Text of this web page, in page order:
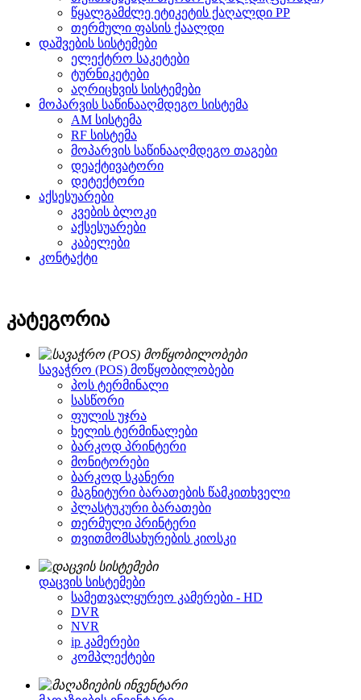
წყალგამძლე ეტიკეტის ქაღალდი PP
თერმული ფასის ქაალდი
დაშვების სისტემები
ელექტრო საკეტები
ტურნიკეტები
აღრიცხვის სისტემები
მოპარვის საწინააღმდეგო სისტემა
AM სისტემა
RF სისტემა
მოპარვის საწინააღმდეგო თაგები
დეაქტივატორი
დეტექტორი
აქსესუარები
კვების ბლოკი
აქსესუარები
კაბელები
კონტაქტი
კატეგორია
სავაჭრო (POS) მოწყობილობები
პოს ტერმინალი
სასწორი
ფულის უჯრა
ხელის ტერმინალები
ბარკოდ პრინტერი
მონიტორები
ბარკოდ სკანერი
მაგნიტური ბარათების წამკითხველი
პლასტუკური ბარათები
თერმული პრინტერი
თვითმომსახურების კიოსკი
დაცვის სისტემები
სამეთვალყურეო კამერები - HD
DVR
NVR
ip კამერები
კომპლექტები